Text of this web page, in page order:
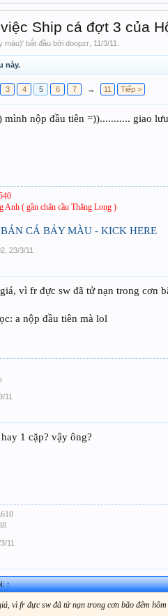
Ship cá đợt 3 của
màu)' bắt đầu bởidoopzr 11/3/11
này.
3 4 5 6 7 → 11 Tiếp >
mình nộp đầu tiên =))........... giao
Anh ( gần chân cầu Thăng Long )
CÁ BẢY MÀU - KICK HERE
23/3/11
vì fr đực sw đã tử nạn trong cơn
a nộp đầu tiên mà lol
11
1 cặp? vậy ông?
11
↑
vì fr đực sw đã tử nạn trong cơn bão đêm